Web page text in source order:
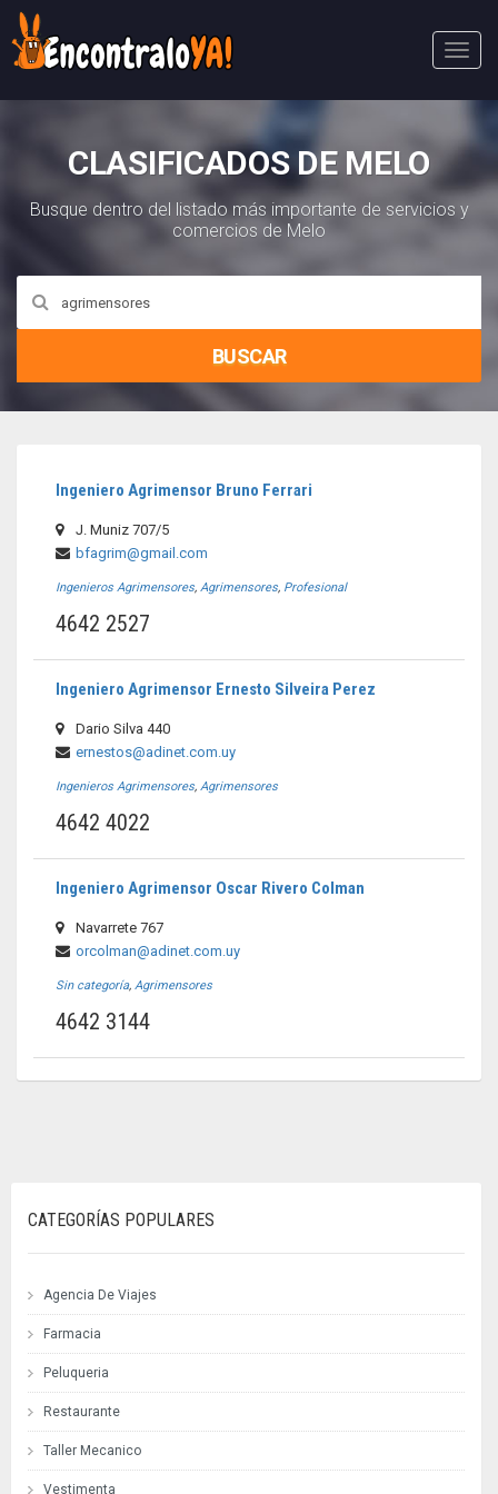
Abri
CLASIFICADOS DE MELO
Busque dentro del listado más importante de servicios y
comercios de Melo
BUSCAR
Ingeniero Agrimensor Bruno Ferrari
J. Muniz 707/5
bfagrim@gmail.com
Ingenieros Agrimensores, Agrimensores, Profesional
4642 2527
Ingeniero Agrimensor Ernesto Silveira Perez
Dario Silva 440
ernestos@adinet.com.uy
Ingenieros Agrimensores, Agrimensores
4642 4022
Ingeniero Agrimensor Oscar Rivero Colman
Navarrete 767
orcolman@adinet.com.uy
Sin categoría, Agrimensores
4642 3144
CATEGORÍAS POPULARES
Agencia De Viajes
Farmacia
Peluqueria
Restaurante
Taller Mecanico
Vestimenta